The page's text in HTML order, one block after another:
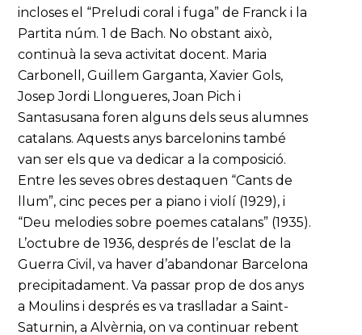
incloses el “Preludi coral i fuga” de Franck i la
Partita núm. 1 de Bach. No obstant això,
continuà la seva activitat docent. Maria
Carbonell, Guillem Garganta, Xavier Gols,
Josep Jordi Llongueres, Joan Pich i
Santasusana foren alguns dels seus alumnes
catalans. Aquests anys barcelonins també
van ser els que va dedicar a la composició.
Entre les seves obres destaquen “Cants de
llum”, cinc peces per a piano i violí (1929), i
“Deu melodies sobre poemes catalans” (1935).
L’octubre de 1936, després de l’esclat de la
Guerra Civil, va haver d’abandonar Barcelona
precipitadament. Va passar prop de dos anys
a Moulins i després es va traslladar a Saint-
Saturnin, a Alvèrnia, on va continuar rebent